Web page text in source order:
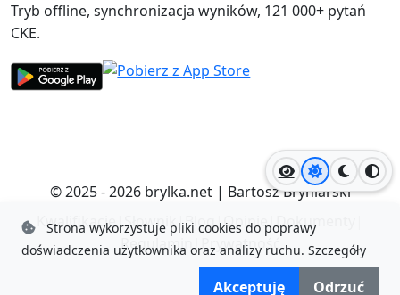
Jasny motyw
Ciemny
Tryb offline, synchronizacja wyników, 121 000+ pytań
CKE.
© 2025 - 2026 brylka.net| Bartosz Bryniarski
Kwalifikacje|Słownik|Blog|Opinie|Dokumenty
Regulamin|Prywatność
Strona wykorzystuje pliki cookies do poprawy
doświadczenia użytkownika oraz analizy ruchu. Szczegóły
Akceptuję Odrzuć